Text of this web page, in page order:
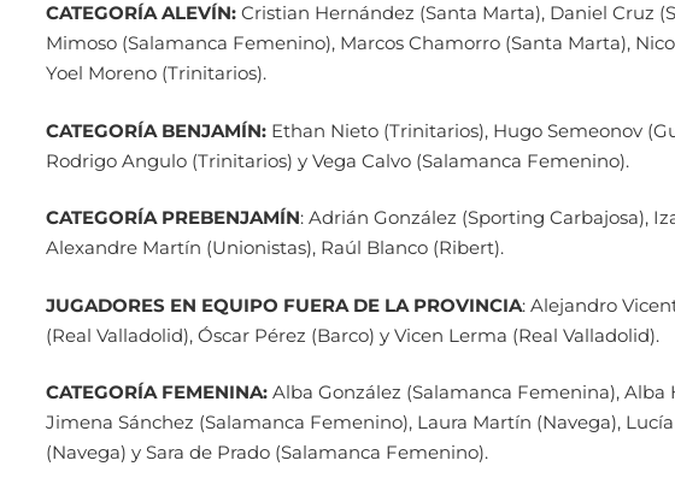
CATEGORÍA ALEVÍN:Cristian Hernández (Santa Marta), Daniel Cruz
Mimoso (Salamanca Femenino), Marcos Chamorro (Santa Marta),
Yoel Moreno (Trinitarios).
CATEGORÍA BENJAMÍN:Ethan Nieto (Trinitarios), Hugo Semeonov
Rodrigo Angulo (Trinitarios) y Vega Calvo (Salamanca Femenino).
CATEGORÍA PREBENJAMÍN: Adrián González (Sporting Carbajosa),
Alexandre Martín (Unionistas), Raúl Blanco (Ribert).
JUGADORES EN EQUIPO FUERA DE LA PROVINCIA: Alejandro
(Real Valladolid), Óscar Pérez (Barco) y Vicen Lerma (Real Valladolid).
CATEGORÍA FEMENINA:Alba González (Salamanca Femenina), Alba
Jimena Sánchez (Salamanca Femenino), Laura Martín (Navega),
(Navega) y Sara de Prado (Salamanca Femenino).